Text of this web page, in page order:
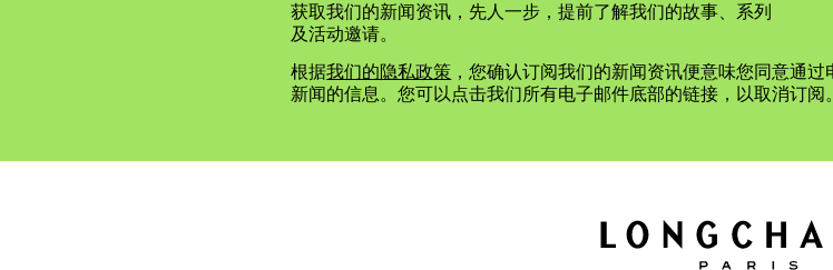
获取我们的新闻资讯，先人一步，提前了解我们的故事、系列
及活动邀请。
根据我们的隐私政策 ，您确认订阅我们的新闻资讯便意味您同意通
新闻的信息。您可以点击我们所有电子邮件底部的链接，以取消订阅。